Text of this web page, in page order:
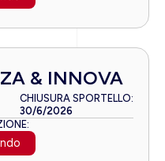
& INNOVA
CHIUSURA SPORTELLO:
30/6/2026